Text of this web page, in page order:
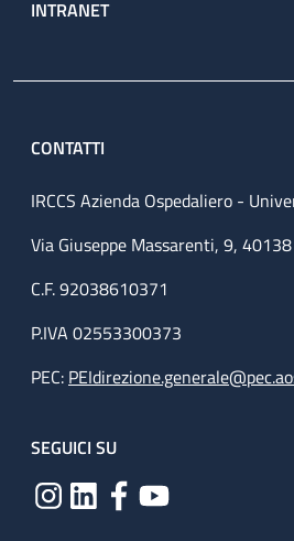
INTRANET
CONTATTI
IRCCS Azienda Ospedaliero -
Via Giuseppe Massarenti, 9,
C.F. 92038610371
P.IVA 02553300373
PEC:
SEGUICI SU